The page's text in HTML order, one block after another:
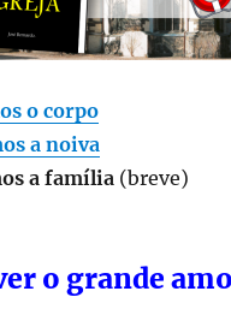
o corpo
a noiva
a família (breve)
o grande